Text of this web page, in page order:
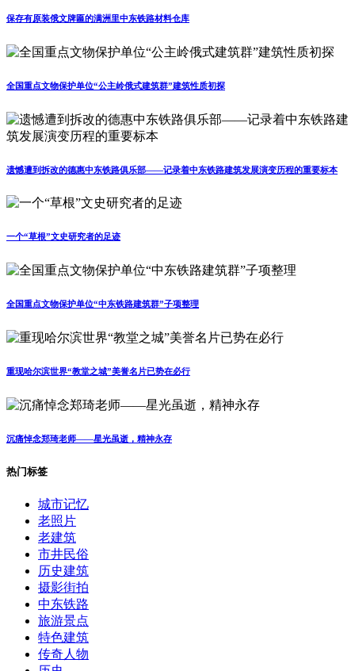
保存有原装俄文牌匾的满洲里中东铁路材料仓库
全国重点文物保护单位“公主岭俄式建筑群”建筑性质初探
遗憾遭到拆改的德惠中东铁路俱乐部——记录着中东铁路建筑发展演变历程的重要标本
一个“草根”文史研究者的足迹
全国重点文物保护单位“中东铁路建筑群”子项整理
重现哈尔滨世界“教堂之城”美誉名片已势在必行
沉痛悼念郑琦老师——星光虽逝，精神永存
热门标签
城市记忆
老照片
老建筑
市井民俗
历史建筑
摄影街拍
中东铁路
旅游景点
特色建筑
传奇人物